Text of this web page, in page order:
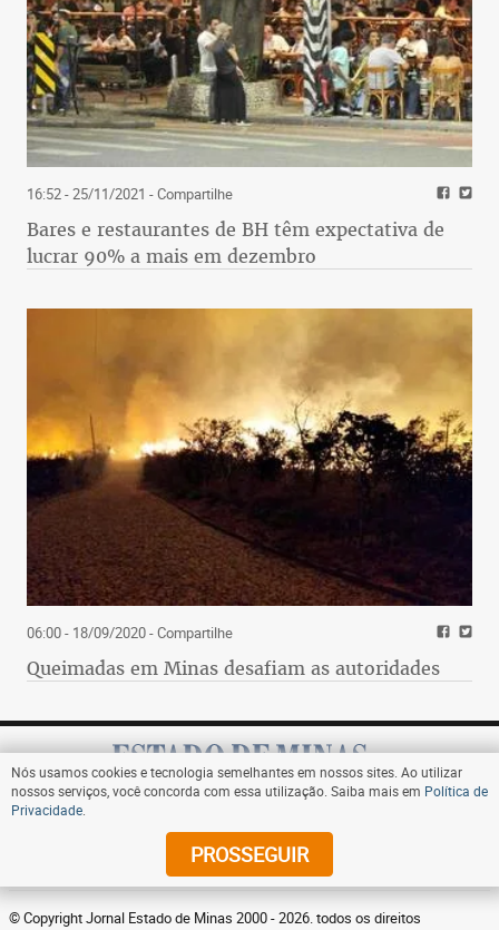
16:52 - 25/11/2021 - Compartilhe
Bares e restaurantes de BH têm expectativa de
lucrar 90% a mais em dezembro
06:00 - 18/09/2020- Compartilhe
Queimadas em Minas desafiam as autoridades
Assine
© Copyright Jornal Estado de Minas 2000 - 2026. todos os direitos
Nós usamos cookies e tecnologia semelhantes em nossos sites. Ao utilizar
nossos serviços, você concorda com essa utilização. Saiba mais em Política de
Privacidade
PROSSEGUIR